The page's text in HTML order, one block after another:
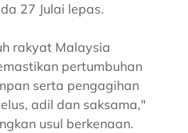
27 Julai lepas.
rakyat Malaysia
pertumbuhan
serta pengagihan
adil dan saksama,"
usul berkenaan.